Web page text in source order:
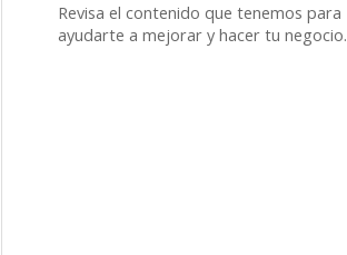
Revisa el contenido que tenemos para
ayudarte a mejorar y hacer tu negocio.